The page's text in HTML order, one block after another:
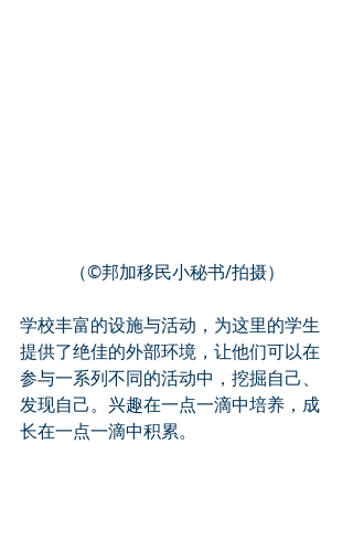
（©️邦加移民小秘书/拍摄）
学校丰富的设施与活动，为这里的学生
提供了绝佳的外部环境，让他们可以在
参与一系列不同的活动中，挖掘自己、
发现自己。兴趣在一点一滴中培养，成
长在一点一滴中积累。